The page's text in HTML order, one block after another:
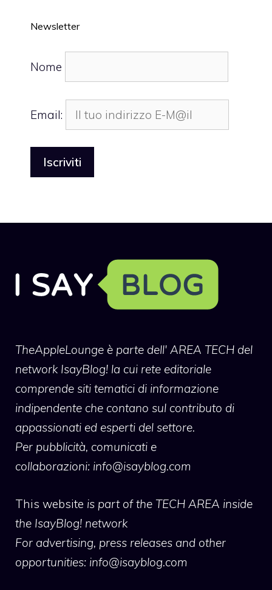
Newsletter
Nome
Email:
TheAppleLounge è parte dell' AREA TECH del
network IsayBlog! la cui rete editoriale
comprende siti tematici di informazione
indipendente che contano sul contributo di
appassionati ed esperti del settore.
Per pubblicità, comunicati e
collaborazioni: info@isayblog.com
This website is part of the TECH AREA inside
the IsayBlog! network
For advertising, press releases and other
opportunities: info@isayblog.com